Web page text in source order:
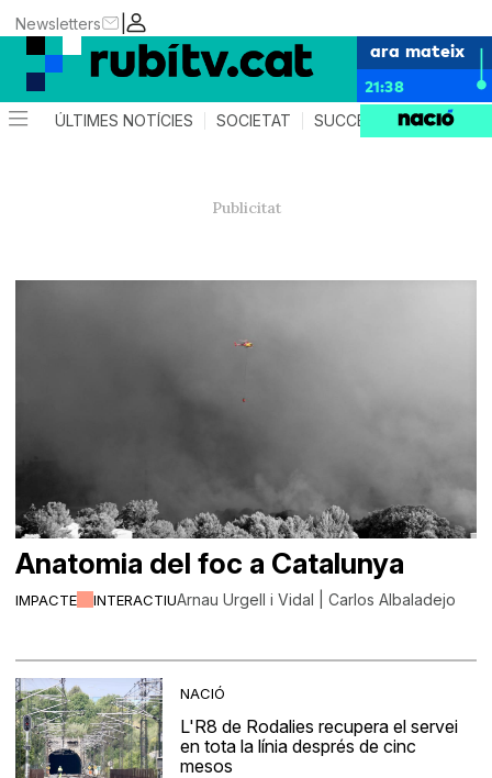
|
Newsletters
ara mateix
21:38
ÚLTIMES NOTÍCIES SOCIETAT SUCCESSOS
IMPACTE INTERACTIU
Anatomia del foc a Catalunya
Arnau Urgell i Vidal | Carlos Albaladejo
NACIÓ
L'R8 de Rodalies recupera el servei
en tota la línia després de cinc
mesos